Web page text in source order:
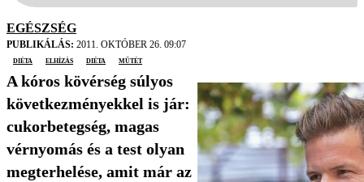
EGÉSZSÉG
PUBLIKÁLÁS: 2011. OKTÓBER 26. 09:07
diéta
elhízás Diéta műtét
A kóros kövérség súlyos
következményekkel is jár:
cukorbetegség, magas
vérnyomás és a test olyan
megterhelése, amit már az